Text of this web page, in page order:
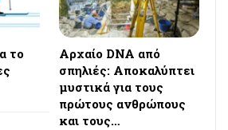
το
Αρχαίο DNA από
σπηλιές: Αποκαλύπτει
μυστικά για τους
πρώτους ανθρώπους
και τους…